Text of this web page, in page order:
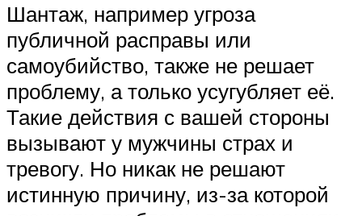
Шантаж, например угроза
публичной расправы или
самоубийство, также не решает
проблему, а только усугубляет её.
Такие действия с вашей стороны
вызывают у мужчины страх и
тревогу. Но никак не решают
истинную причину, из-за которой